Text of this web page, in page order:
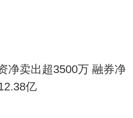
净卖出超3500万 融券净
亿